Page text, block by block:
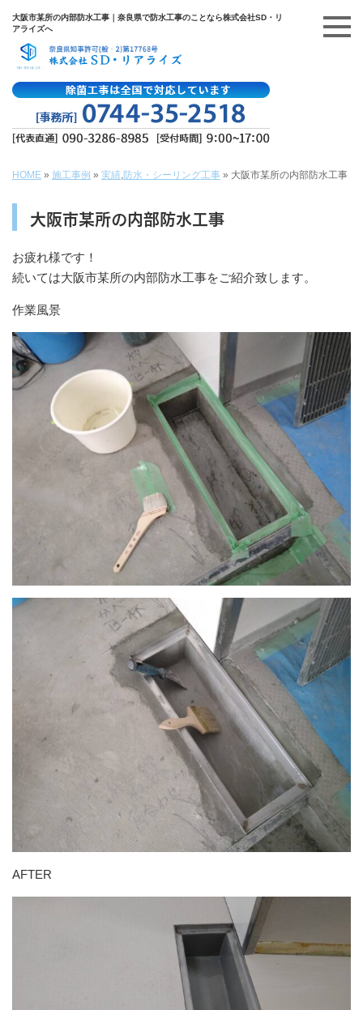
大阪市某所の内部防水工事｜奈良県で防水工事のことなら株式会社SD・リ
アライズへ
HOME » 施工事例 » 実績,防水・シーリング工事 » 大阪市某所の内部防水工事
大阪市某所の内部防水工事
お疲れ様です！
続いては大阪市某所の内部防水工事をご紹介致します。
作業風景
AFTER